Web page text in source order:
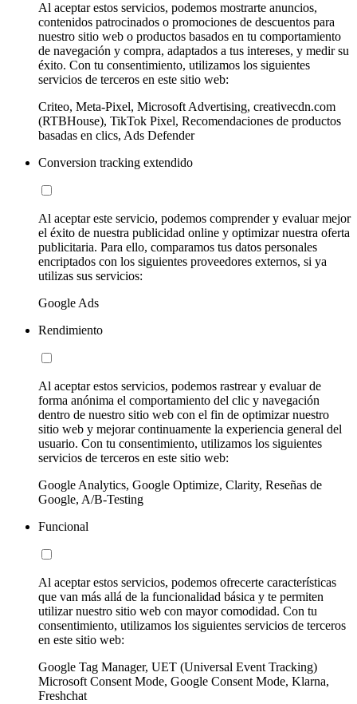
Al aceptar estos servicios, podemos mostrarte anuncios,
contenidos patrocinados o promociones de descuentos para
nuestro sitio web o productos basados en tu comportamiento
de navegación y compra, adaptados a tus intereses, y medir su
éxito. Con tu consentimiento, utilizamos los siguientes
servicios de terceros en este sitio web:
Criteo, Meta-Pixel, Microsoft Advertising, creativecdn.com
(RTBHouse), TikTok Pixel, Recomendaciones de productos
basadas en clics, Ads Defender
Conversion tracking extendido
Al aceptar este servicio, podemos comprender y evaluar mejor
el éxito de nuestra publicidad online y optimizar nuestra oferta
publicitaria. Para ello, comparamos tus datos personales
encriptados con los siguientes proveedores externos, si ya
utilizas sus servicios:
Google Ads
Rendimiento
Al aceptar estos servicios, podemos rastrear y evaluar de
forma anónima el comportamiento del clic y navegación
dentro de nuestro sitio web con el fin de optimizar nuestro
sitio web y mejorar continuamente la experiencia general del
usuario. Con tu consentimiento, utilizamos los siguientes
servicios de terceros en este sitio web:
Google Analytics, Google Optimize, Clarity, Reseñas de
Google, A/B-Testing
Funcional
Al aceptar estos servicios, podemos ofrecerte características
que van más allá de la funcionalidad básica y te permiten
utilizar nuestro sitio web con mayor comodidad. Con tu
consentimiento, utilizamos los siguientes servicios de terceros
en este sitio web:
Google Tag Manager, UET (Universal Event Tracking)
Microsoft Consent Mode, Google Consent Mode, Klarna,
Freshchat